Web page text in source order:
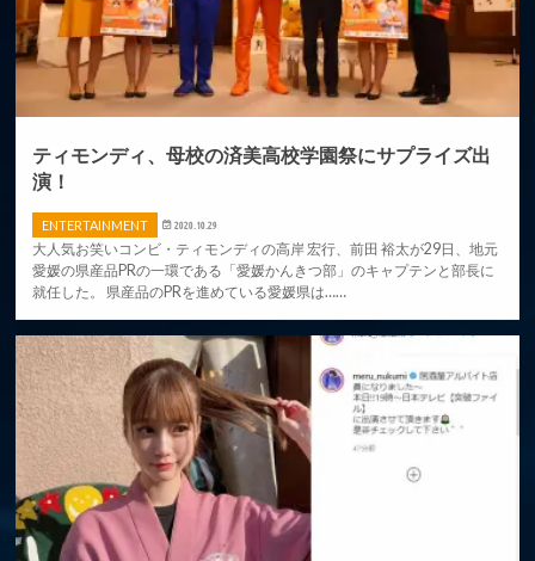
ティモンディ、母校の済美高校学園祭にサプライズ出
演！
ENTERTAINMENT 2020.10.29
大人気お笑いコンビ・ティモンディの高岸 宏行、前田 裕太が29日、地元
愛媛の県産品PRの一環である「愛媛かんきつ部」のキャプテンと部⻑に
就任した。 県産品のPRを進めている愛媛県は……